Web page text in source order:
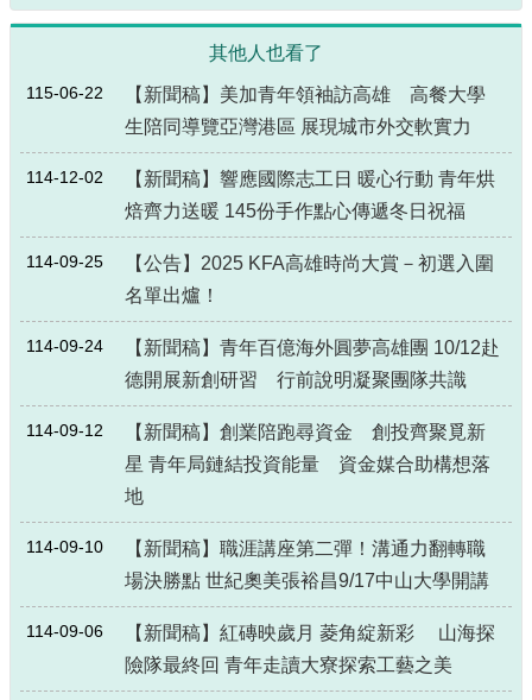
其他人也看了
115-06-22
【新聞稿】美加青年領袖訪高雄 高餐大學
生陪同導覽亞灣港區 展現城市外交軟實力
114-12-02
【新聞稿】響應國際志工日 暖心行動 青年烘
焙齊力送暖 145份手作點心傳遞冬日祝福
114-09-25
【公告】2025 KFA高雄時尚大賞－初選入圍
名單出爐！
114-09-24
【新聞稿】青年百億海外圓夢高雄團 10/12赴
德開展新創研習 行前說明凝聚團隊共識
114-09-12
【新聞稿】創業陪跑尋資金 創投齊聚覓新
星 青年局鏈結投資能量 資金媒合助構想落
地
114-09-10
【新聞稿】職涯講座第二彈！溝通力翻轉職
場決勝點 世紀奧美張裕昌9/17中山大學開講
114-09-06
【新聞稿】紅磚映歲月 菱角綻新彩 山海探
險隊最終回 青年走讀大寮探索工藝之美